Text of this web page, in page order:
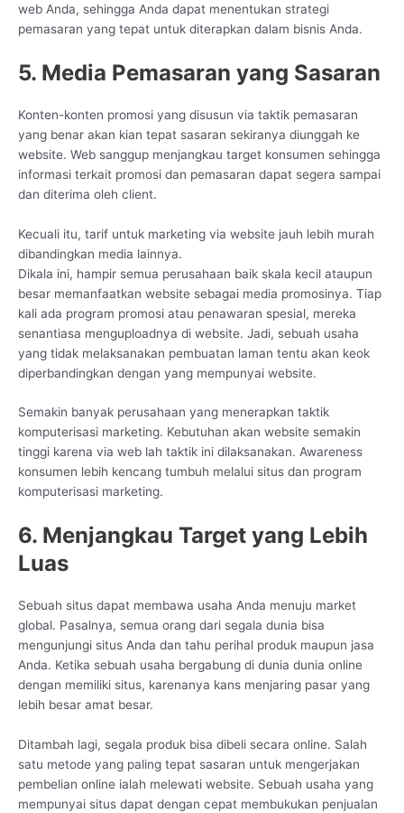
web Anda, sehingga Anda dapat menentukan strategi
pemasaran yang tepat untuk diterapkan dalam bisnis Anda.
5. Media Pemasaran yang Sasaran
Konten-konten promosi yang disusun via taktik pemasaran
yang benar akan kian tepat sasaran sekiranya diunggah ke
website. Web sanggup menjangkau target konsumen sehingga
informasi terkait promosi dan pemasaran dapat segera sampai
dan diterima oleh client.
Kecuali itu, tarif untuk marketing via website jauh lebih murah
dibandingkan media lainnya.
Dikala ini, hampir semua perusahaan baik skala kecil ataupun
besar memanfaatkan website sebagai media promosinya. Tiap
kali ada program promosi atau penawaran spesial, mereka
senantiasa menguploadnya di website. Jadi, sebuah usaha
yang tidak melaksanakan pembuatan laman tentu akan keok
diperbandingkan dengan yang mempunyai website.
Semakin banyak perusahaan yang menerapkan taktik
komputerisasi marketing. Kebutuhan akan website semakin
tinggi karena via web lah taktik ini dilaksanakan. Awareness
konsumen lebih kencang tumbuh melalui situs dan program
komputerisasi marketing.
6. Menjangkau Target yang Lebih
Luas
Sebuah situs dapat membawa usaha Anda menuju market
global. Pasalnya, semua orang dari segala dunia bisa
mengunjungi situs Anda dan tahu perihal produk maupun jasa
Anda. Ketika sebuah usaha bergabung di dunia dunia online
dengan memiliki situs, karenanya kans menjaring pasar yang
lebih besar amat besar.
Ditambah lagi, segala produk bisa dibeli secara online. Salah
satu metode yang paling tepat sasaran untuk mengerjakan
pembelian online ialah melewati website. Sebuah usaha yang
mempunyai situs dapat dengan cepat membukukan penjualan